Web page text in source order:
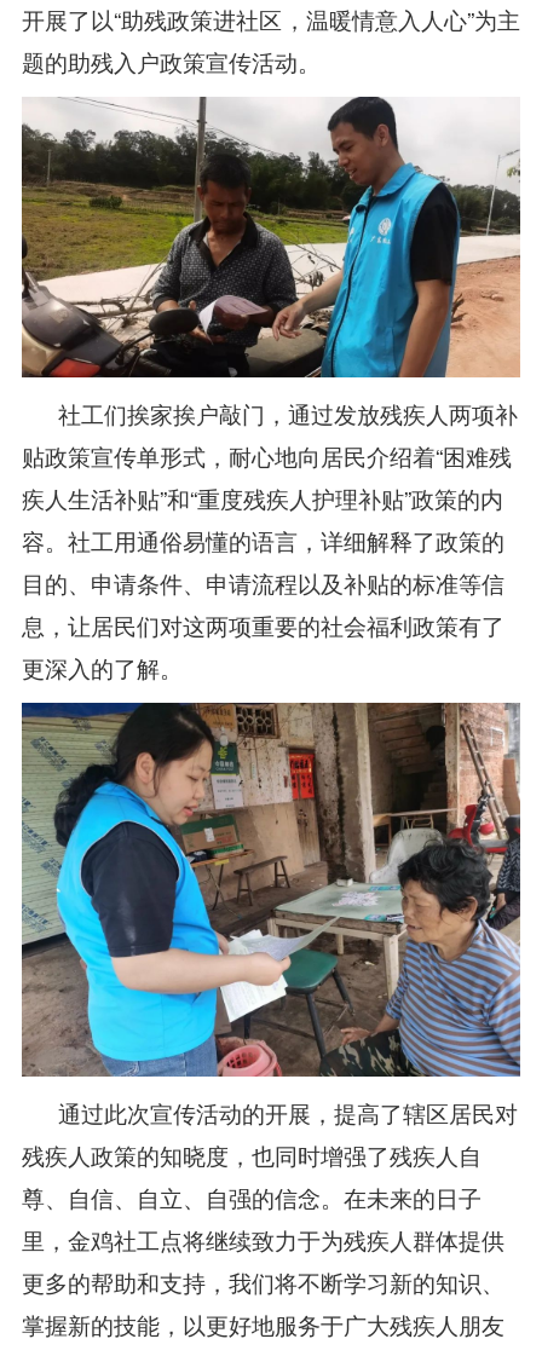
开展了以“助残政策进社区，温暖情意入人心”为主
题的助残入户政策宣传活动。
社工们挨家挨户敲门，通过发放残疾人两项补
贴政策宣传单形式，耐心地向居民介绍着“困难残
疾人生活补贴”和“重度残疾人护理补贴”政策的内
容。社工用通俗易懂的语言，详细解释了政策的
目的、申请条件、申请流程以及补贴的标准等信
息，让居民们对这两项重要的社会福利政策有了
更深入的了解。
通过此次宣传活动的开展，提高了辖区居民对
残疾人政策的知晓度，也同时增强了残疾人自
尊、自信、自立、自强的信念。在未来的日子
里，金鸡社工点将继续致力于为残疾人群体提供
更多的帮助和支持，我们将不断学习新的知识、
掌握新的技能，以更好地服务于广大残疾人朋友